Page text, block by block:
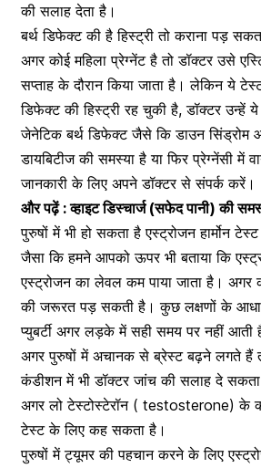
की सलाह देता है।
बर्थ डिफेक्ट की है हिस्ट्री तो कराना पड़
अगर कोई महिला प्रेग्नेंट है तो डॉक्टर उसे
सप्ताह के दौरान किया जाता है। लेकिन ये
डिफेक्ट की हिस्ट्री रह चुकी है, डॉक्टर
जेनेटिक बर्थ डिफेक्ट जैसे किडाउन सिंड्रोम
डायबिटीज की समस्या है या फिरप्रेग्नेंसी में
जानकारी के लिए अपने डॉक्टर से संपर्क करें।
और पढ़ें :व्हाइट डिस्चार्ज (सफेद पानी) की
पुरुषों में भी हो सकता है एस्ट्रोजन हार्मोन टेस्ट
जैसा कि हमने आपको ऊपर भी बताया कि
एस्ट्रोजन का लेवल कम पाया जाता है। अगर
की जरूरत पड़ सकती है। कुछ लक्षणों के आधार
प्युबर्टी अगर लड़के में सही समय पर नहीं आती
अगर पुरुषों में अचानक से ब्रेस्ट बढ़ने लगते
कंडीशन में भी डॉक्टर जांच की सलाह दे
अगरलो टेस्टोस्टेरॉन ( testosterone) के
टेस्ट के लिए कह सकता है।
पुरुषों में ट्यूमर की पहचान करने के लिए